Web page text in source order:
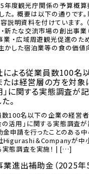
年度観光庁関係の予算概
た。 概要は以下の通りです
説明資料を付けています。
新たな交流市場の創出事業
業 ・広域周遊観光促進のた
かした宿泊業等の食の価値
による従業員数100名
たは経営層の方を対象
」に関する実態調査が
。
数100名以下の企業の経営
活用」に関する実態調査
金申請を行ったことのある
Higurashi＆Companyが中
実態調査を実施！ | […]
業進出補助金（2025年